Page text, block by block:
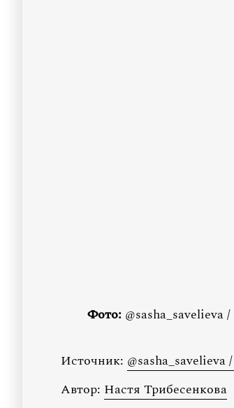
Фото:@sasha_savelieva
Источник: @sasha_savelieva
Автор: Настя Трибесенкова